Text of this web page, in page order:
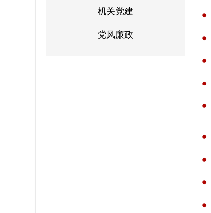
机关党建
党风廉政